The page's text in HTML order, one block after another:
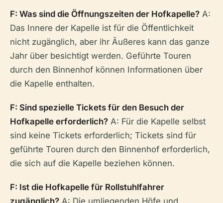
F: Was sind die Öffnungszeiten der Hofkapelle? A:
Das Innere der Kapelle ist für die Öffentlichkeit
nicht zugänglich, aber ihr Äußeres kann das ganze
Jahr über besichtigt werden. Geführte Touren
durch den Binnenhof können Informationen über
die Kapelle enthalten.
F: Sind spezielle Tickets für den Besuch der
Hofkapelle erforderlich? A: Für die Kapelle selbst
sind keine Tickets erforderlich; Tickets sind für
geführte Touren durch den Binnenhof erforderlich,
die sich auf die Kapelle beziehen können.
F: Ist die Hofkapelle für Rollstuhlfahrer